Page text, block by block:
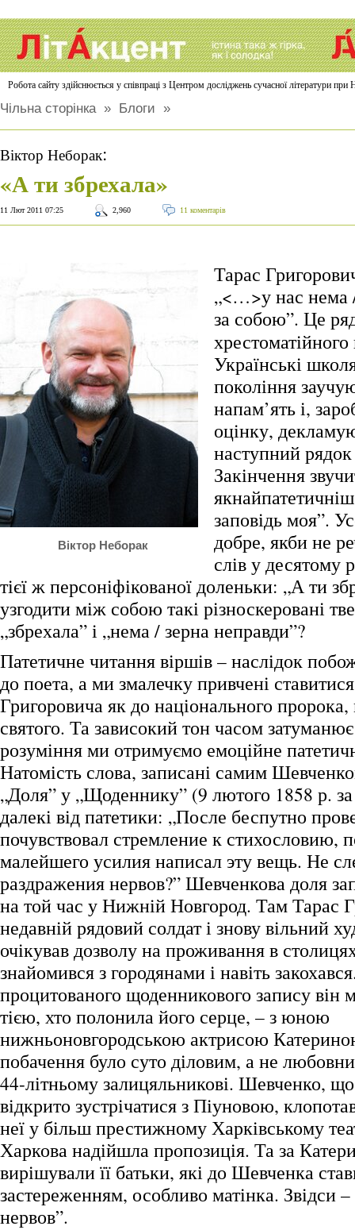
Робота сайту здійснюється у співпраці з Центром досліджень сучасної літератури
Чільна сторінка» Блоги »
Віктор Неборак:
«А ти збрехала»
11 Лют 2011 07:25 2,960 11 коментарів
Віктор Неборак
Тарас
„<…>у нас нема
за собою”. Це
Українські
покоління
напам’ять і,
оцінку,
наступний
Закінчення
заповідь моя”.
добре, якби не
слів у десятому
тієї ж персоніфікованої доленьки: „А ти
узгодити між собою такі різноскеровані
„збрехала” і „нема / зерна неправди”?
Патетичне читання віршів – наслідок
до поета, а ми змалечку привчені
Григоровича як до національного
святого. Та зависокий тон часом затуманює
розуміння ми отримуємо емоційне
Натомість слова, записані самим
„Доля” у „Щоденнику” (9 лютого 1858 р.
далекі від патетики: „После беспутно
почувствовал стремление к стихословию,
малейшего усилия написал эту вещь. Не
раздражения нервов?” Шевченкова доля
на той час у Нижній Новгород. Там Тарас
недавній рядовий солдат і знову вільний
очікував дозволу на проживання в
знайомився з городянами і навіть
процитованого щоденникового запису він
тією, хто полонила його серце, – з юною
нижньоновгородською актрисою
побачення було суто діловим, а не
44-літньому залицяльникові. Шевченко,
відкрито зустрічатися з Піуновою,
неї у більш престижному Харківському
Харкова надійшла пропозиція. Та за
вирішували її батьки, які до Шевченка
застереженням, особливо матінка. Звідси
нервов”.